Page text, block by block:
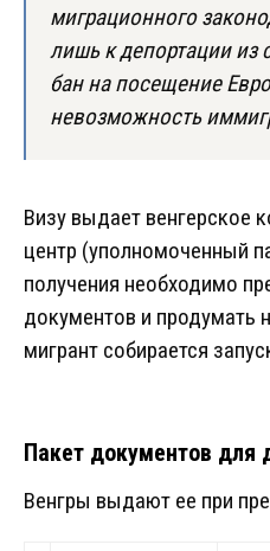
миграционного
лишь к депортации из
бан на посещение
невозможность
Визу выдает венгерское
центр (уполномоченный
получения необходимо
документов и продумать
мигрант собирается
Пакет документов для
Венгры выдают ее при